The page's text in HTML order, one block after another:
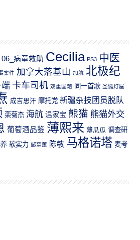
06_病童救助 Cecilia PS3 中医
案件 加拿大落基山 加航 北极纪
卡车司机 双重国籍 同一首歌 圣诞灯屋
成吉思汗 摩托党 新疆杂技团员脱队
栾菊杰 海航 温家宝 熊猫 熊猫外交
葡萄酒品鉴 薄熙来 薄瓜瓜 调查研
软实力 邹至蕙 陈敏 马格诺塔 麦考